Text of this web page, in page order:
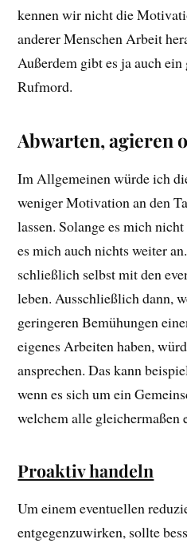
kennen wir nicht die
anderer Menschen Arbeit
Außerdem gibt es ja auch
Rufmord.
Abwarten, agieren
Im Allgemeinen würde ich
weniger Motivation an den
lassen. Solange es mich
es mich auch nichts weiter
schließlich selbst mit den
leben. Ausschließlich dann,
geringeren Bemühungen
eigenes Arbeiten haben,
ansprechen. Das kann
wenn es sich um ein
welchem alle gleichermaßen
Proaktiv handeln
Um einem eventuellen
entgegenzuwirken, sollte